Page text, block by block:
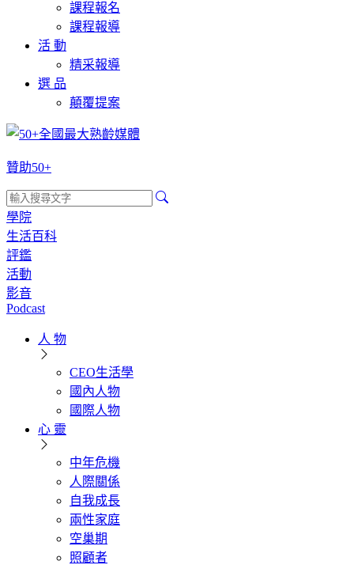
課程報名
課程報導
活 動
精采報導
選 品
顛覆提案
贊助50+
學院
生活百科
評鑑
活動
影音
Podcast
人 物
CEO生活學
國內人物
國際人物
心 靈
中年危機
人際關係
自我成長
兩性家庭
空巢期
照顧者